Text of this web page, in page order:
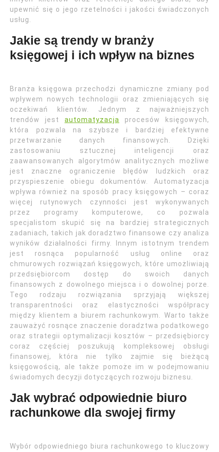
upewnić się o jego rzetelności i jakości świadczonych
usług.
Jakie są trendy w branży
księgowej i ich wpływ na biznes
Branża księgowa przechodzi dynamiczne zmiany pod
wpływem nowych technologii oraz zmieniających się
oczekiwań klientów. Jednym z najważniejszych
trendów jest automatyzacja
procesów księgowych,
która pozwala na szybsze i bardziej efektywne
przetwarzanie danych finansowych. Dzięki
zastosowaniu sztucznej inteligencji oraz
zaawansowanych algorytmów analitycznych możliwe
jest znaczne ograniczenie błędów ludzkich oraz
przyspieszenie obiegu dokumentów. Automatyzacja
wpływa również na sposób pracy księgowych – coraz
więcej rutynowych czynności jest wykonywanych
przez programy komputerowe, co pozwala
specjalistom skupić się na bardziej strategicznych
zadaniach, takich jak doradztwo finansowe czy analiza
wyników działalności firmy. Innym istotnym trendem
jest rosnąca popularność usług online oraz
chmurowych rozwiązań księgowych, które umożliwiają
przedsiębiorcom dostęp do swoich danych
finansowych z dowolnego miejsca i o dowolnej porze.
Tego rodzaju rozwiązania sprzyjają większej
transparentności oraz elastyczności współpracy
między klientem a biurem rachunkowym. Warto także
zauważyć rosnące znaczenie doradztwa podatkowego
oraz strategii optymalizacji kosztów – przedsiębiorcy
coraz częściej poszukują kompleksowej obsługi
finansowej, która nie tylko zajmie się bieżącą
księgowością, ale także pomoże im w podejmowaniu
świadomych decyzji dotyczących rozwoju biznesu.
Jak wybrać odpowiednie biuro
rachunkowe dla swojej firmy
Wybór odpowiedniego biura rachunkowego to kluczowy